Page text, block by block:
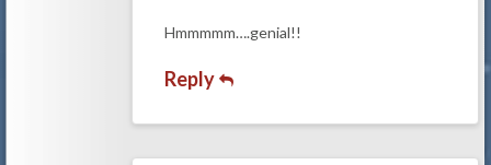
Hmmmmm….genial!!
Reply